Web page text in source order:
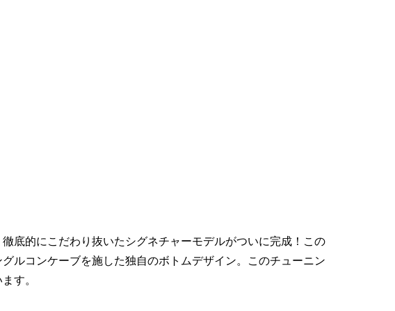
底的にこだわり抜いたシグネチャーモデルがついに完​成！この
ルコンケーブを施した独自のボトムデザイ​ン。このチューニン
す。